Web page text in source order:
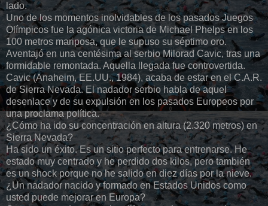
lado.
Uno de los momentos inolvidables de los pasados Juegos
Olímpicos fue la agónica victoria de Michael Phelps en los
100 metros mariposa, que le supuso su séptimo oro.
Aventajó en una centésima al serbio Milorad Cavic, tras una
formidable remontada. Aquella llegada fue controvertida.
Cavic (Anaheim, EE.UU., 1984), acaba de estar en el C.A.R.
de Sierra Nevada. El nadador serbio habla de aquel
desenlace y de su expulsión en los pasados Europeos por
una proclama política.
¿Cómo ha ido su concentración en altura (2.320 metros) en
Sierra Nevada?
Ha sido un éxito. Es un sitio perfecto para entrenarse. He
estado muy centrado y he perdido dos kilos, pero también
es un shock porque no he salido en diez días por la nieve.
¿Un nadador nacido y formado en Estados Unidos como
usted puede mejorar en Europa?